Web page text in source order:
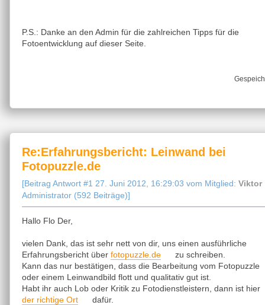
P.S.: Danke an den Admin für die zahlreichen Tipps für die
Fotoentwicklung auf dieser Seite.
Re:Erfahrungsbericht: Leinwand bei
Fotopuzzle.de
[Beitrag Antwort #1 27. Juni 2012, 16:29:03 vom Mitglied: Viktor
Administrator (592 Beiträge)]
Hallo Flo Der,
vielen Dank, das ist sehr nett von dir, uns einen ausführliche
Erfahrungsbericht über fotopuzzle.de
zu schreiben.
Kann das nur bestätigen, dass die Bearbeitung vom Fotopuzzle
oder einem Leinwandbild flott und qualitativ gut ist.
Habt ihr auch Lob oder Kritik zu Fotodienstleistern, dann ist hier
der richtige Ort dafür.